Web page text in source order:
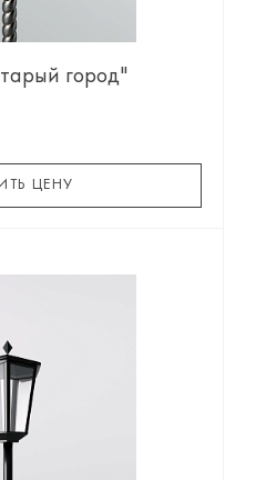
город"
ЦЕНУ